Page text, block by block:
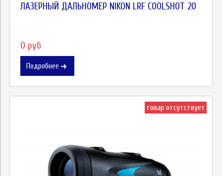
ЛАЗЕРНЫЙ ДАЛЬНОМЕР NIKON LRF COOLSHOT 20
0 руб
Подробнее
товар отсутствует